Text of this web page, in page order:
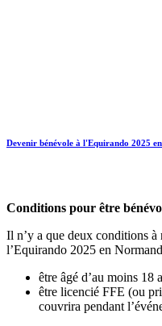
Devenir bénévole à l'Equirando 2025
Conditions pour être
Il n’y a que deux conditions
l’Equirando 2025 en
être âgé d’au moins 18
être licencié FFE (ou
couvrira pendant